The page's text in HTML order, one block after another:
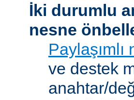
İki durumlu
nesne
ve destek
anahtar/